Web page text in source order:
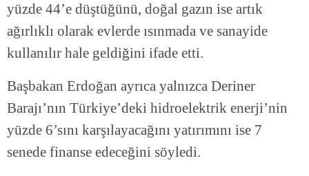
yüzde 44’e düştüğünü, doğal gazın ise artık
ağırlıklı olarak evlerde ısınmada ve sanayide
kullanılır hale geldiğini ifade etti.
Başbakan Erdoğan ayrıca yalnızca Deriner
Barajı’nın Türkiye’deki hidroelektrik enerji’nin
yüzde 6’sını karşılayacağını yatırımını ise 7
senede finanse edeceğini söyledi.